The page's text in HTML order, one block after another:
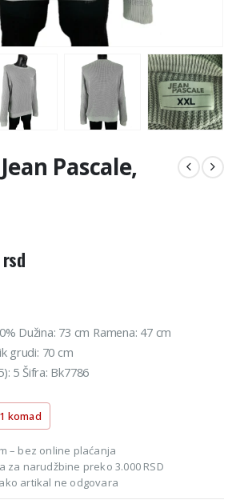
Pascale,
rsdTrenutna
cena
Dužina: 73 cm Ramena: 47 cm
grudi: 70 cm
5 Šifra: Bk7786
komad
– bez online plaćanja
za narudžbine preko 3.000 RSD
artikal ne odgovara